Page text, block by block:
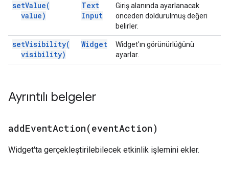
setValue(
value)
Text
Input
Giriş alanında ayarlanacak
önceden doldurulmuş değeri
belirler.
setVisibility(
visibility)
Widget
Widget'ın görünürlüğünü
ayarlar.
Ayrıntılı belgeler
addEventAction(eventAction)
Widget'ta gerçekleştirilebilecek etkinlik işlemini ekler.